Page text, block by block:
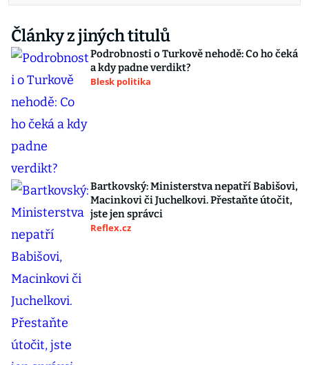
Články z jiných titulů
Podrobnosti o Turkově nehodě: Co ho čeká
a kdy padne verdikt?
Blesk politika
Bartkovský: Ministerstva nepatří Babišovi,
Macinkovi či Juchelkovi. Přestaňte útočit,
jste jen správci
Reflex.cz